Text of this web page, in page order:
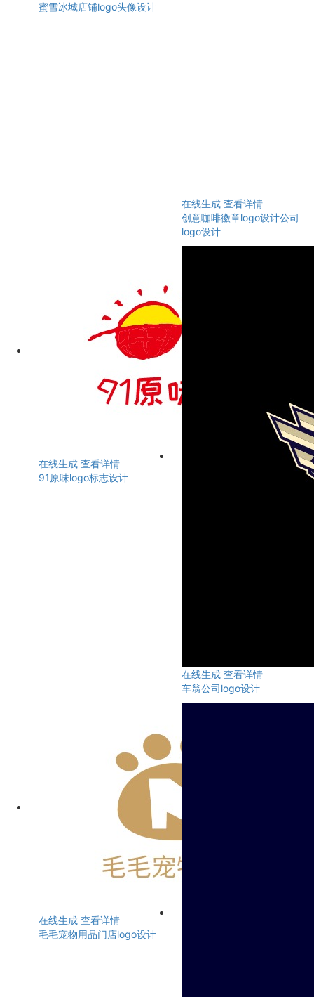
蜜雪冰城店铺logo头像设计
在线生成 查看详情
创意咖啡徽章logo设计公司
logo设计
在线生成 查看详情
91原味logo标志设计
在线生成 查看详情
车翁公司logo设计
在线生成 查看详情
毛毛宠物用品门店logo设计